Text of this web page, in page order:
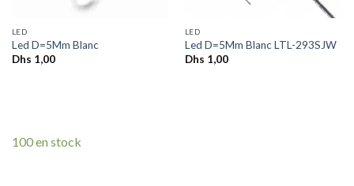
LED
Led D=5Mm Blanc
Dhs 1,00
LED
Led D=5Mm Blanc LTL-293SJW
Dhs 1,00
100 en stock